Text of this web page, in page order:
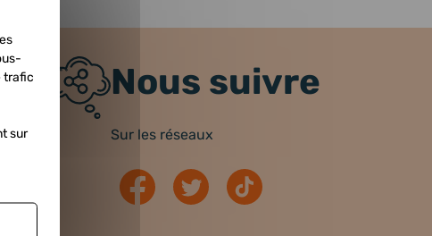
Nous suivre
Sur les réseaux
trafic
sur